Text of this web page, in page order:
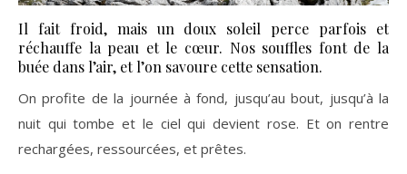
Il fait froid, mais un doux soleil perce parfois et
réchauffe la peau et le cœur. Nos souffles font de la
buée dans l’air, et l’on savoure cette sensation.
On profite de la journée à fond, jusqu’au bout, jusqu’à la
nuit qui tombe et le ciel qui devient rose. Et on rentre
rechargées, ressourcées, et prêtes.